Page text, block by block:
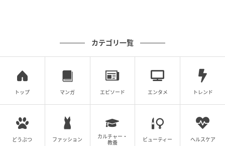
JA全農長野のキャベツやセロリを使った野菜スティッ
クです。信州味噌を使用した味噌マヨ付きです。 ※長
野県、山梨県での取り扱いです。 長野県、山梨県で販
発売中の#ファミマお惣菜
カテゴリ一覧
トップ マンガ エピソード エンタメ トレンド
どうぶつ ファッション
カルチャー・
教養
ビューティー ヘルスケア